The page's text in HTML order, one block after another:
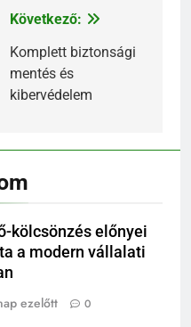
Következő:
Komplett biztonsági
mentés és
kibervédelem
kölcsönzés előnyei
a modern vállalati
ezelőtt 0